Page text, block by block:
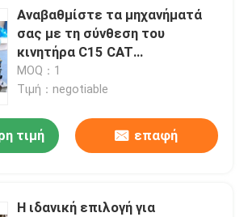
Αναβαθμίστε τα μηχανήματά
σας με τη σύνθεση του
κινητήρα C15 CAT
Αδιαμφισβήτητη απόδοση και
αντοχή
MOQ：1
Τιμή：negotiable
τιμή επαφή
Η ιδανική επιλογή για